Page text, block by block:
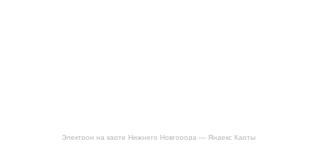
Электрон на карте Нижнего Новгорода — Яндекс Карты